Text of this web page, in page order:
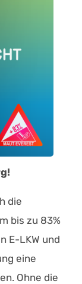
die
bis zu 83%
E-LKW und
eine
Ohne die